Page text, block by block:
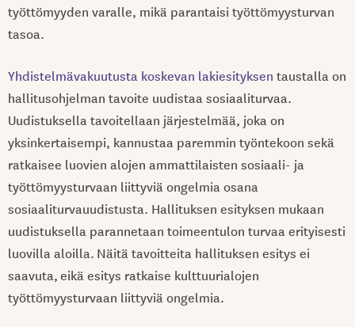
työttömyyden varalle, mikä parantaisi työttömyysturvan
tasoa.
Yhdistelmävakuutusta koskevan lakiesityksen taustalla on
hallitusohjelman tavoite uudistaa sosiaaliturvaa.
Uudistuksella tavoitellaan järjestelmää, joka on
yksinkertaisempi, kannustaa paremmin työntekoon sekä
ratkaisee luovien alojen ammattilaisten sosiaali- ja
työttömyysturvaan liittyviä ongelmia osana
sosiaaliturvauudistusta. Hallituksen esityksen mukaan
uudistuksella parannetaan toimeentulon turvaa erityisesti
luovilla aloilla. Näitä tavoitteita hallituksen esitys ei
saavuta, eikä esitys ratkaise kulttuurialojen
työttömyysturvaan liittyviä ongelmia.